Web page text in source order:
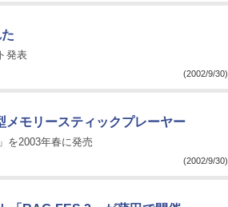
発表
(2002/9/30)
メモリースティックプレーヤー
を2003年春に発売
(2002/9/30)